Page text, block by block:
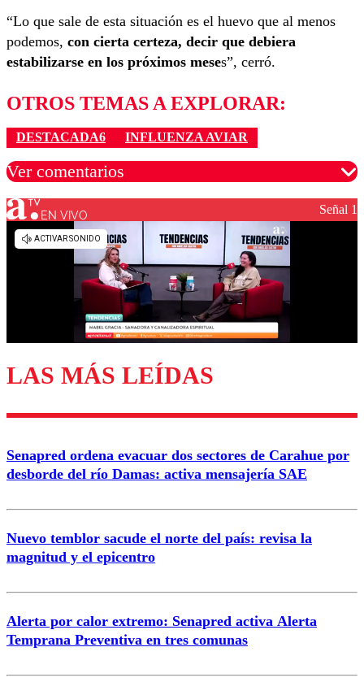
“Lo que sale de esta situación es el huevo que al menos
podemos, con cierta certeza, decir que debiera
estabilizarse en los próximos meses”, cerró.
OTROS TEMAS A EXPLORAR:
DESTACADA6 INFLUENZA AVIAR
Ver comentarios
Los comentarios son moderados para garantizar un
diálogo respetuoso.
Enviar comentario
EN VIVO Señal 1
LAS MÁS LEÍDAS
Senapred ordena evacuar dos sectores de Carahue por
desborde del río Damas: activa mensajería SAE
Nuevo temblor sacude el norte del país: revisa la
magnitud y el epicentro
Alerta por calor extremo: Senapred activa Alerta
Temprana Preventiva en tres comunas